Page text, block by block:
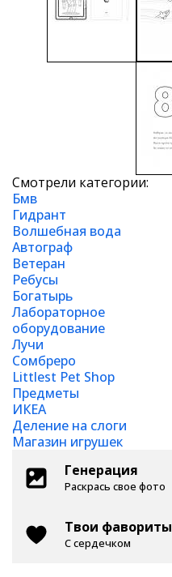
Смотрели категории:
Бмв
Гидрант
Волшебная вода
Автограф
Ветеран
Ребусы
Богатырь
Лабораторное
оборудование
Лучи
Сомбреро
Littlest Pet Shop
Предметы
ИКЕА
Деление на слоги
Магазин игрушек
Генерация
Раскрась свое фото
Твои фавориты
С сердечком